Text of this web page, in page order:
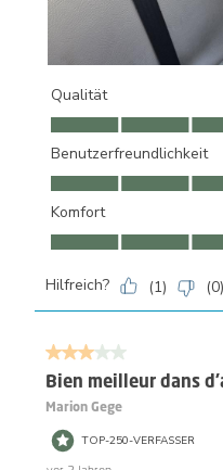
Qualität
Qualität, 5.0 von 5
Benutzerfreundlichkeit
Benutzerfreundlichkeit,
Komfort
Komfort, 5.0 von 5
Hilfreich? (1) (0)
3 von 5 Sternen.
Bien meilleur dans
Marion Gege
TOP-250-VERFASSER